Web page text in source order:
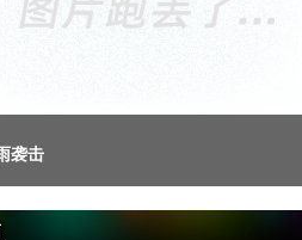
袭击